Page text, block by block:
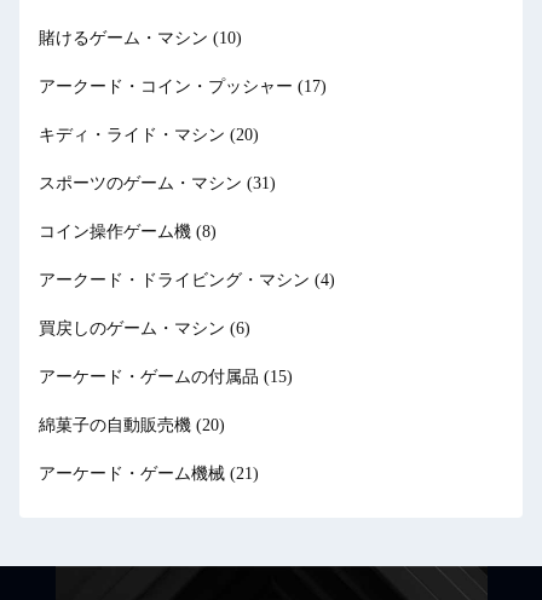
賭けるゲーム・マシン (10)
アークード・コイン・プッシャー (17)
キディ・ライド・マシン (20)
スポーツのゲーム・マシン (31)
コイン操作ゲーム機 (8)
アークード・ドライビング・マシン (4)
買戻しのゲーム・マシン (6)
アーケード・ゲームの付属品 (15)
綿菓子の自動販売機 (20)
アーケード・ゲーム機械 (21)